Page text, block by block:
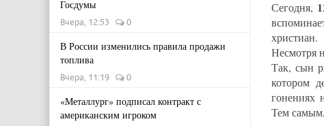
Госдумы
Вчера, 12:53 0
В России изменились правила продажи
топлива
Вчера, 11:19 0
«Металлург» подписал контракт с
американским игроком
Сегодня,
христиан.
Несмотря
Так, сын
котором
гонениях
Тем